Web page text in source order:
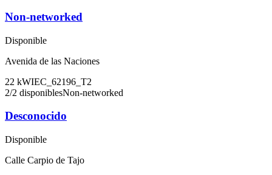
Non-networked
Disponible
Avenida de las Naciones
22 kWIEC_62196_T2
2/2 disponiblesNon-networked
Desconocido
Disponible
Calle Carpio de Tajo